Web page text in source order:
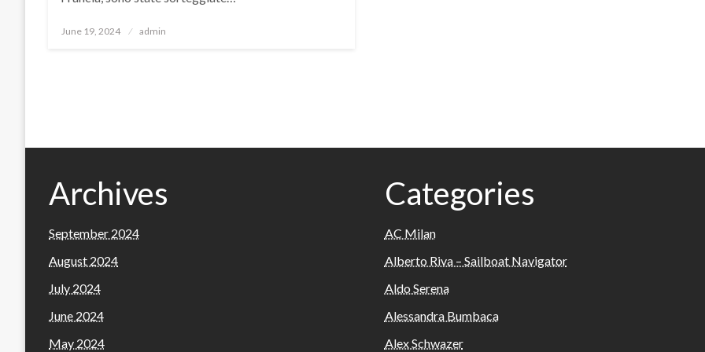
Posted
June 19, 2024 admin
Archives
September 2024
August 2024
July 2024
June 2024
May 2024
Categories
AC Milan
Alberto Riva – Sailboat Navigator
Aldo Serena
Alessandra Bumbaca
Alex Schwazer